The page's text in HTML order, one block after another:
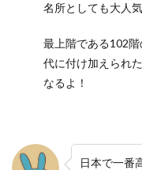
名所としても大人
最上階である102
代に付け加えられ
なるよ！
日本で一番